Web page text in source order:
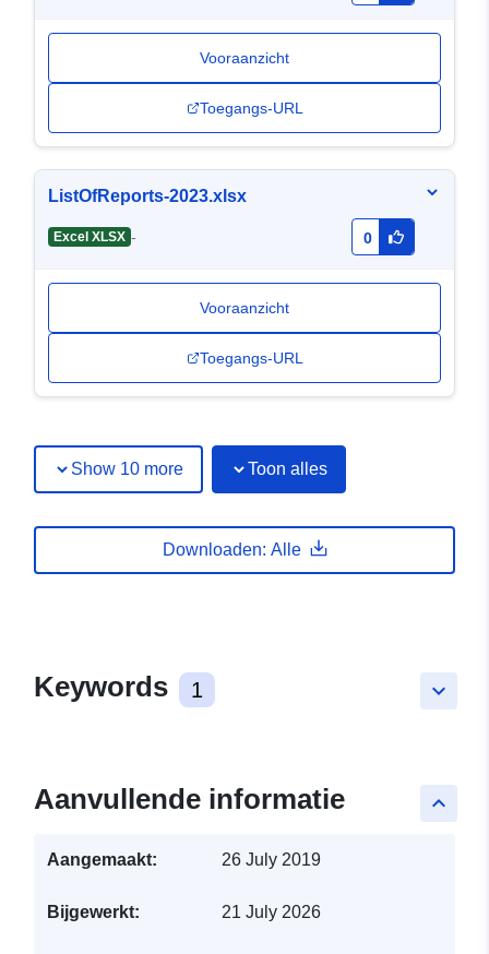
Vooraanzicht
Toegangs-URL
ListOfReports-2023.xlsx
Excel XLSX - 0
Vooraanzicht
Toegangs-URL
Show 10 more Toon alles
Downloaden: Alle
keyboard_arrow_down
Keywords 1
keyboard_arrow_up
Aanvullende informatie
Aangemaakt: 26 July 2019
Bijgewerkt: 21 July 2026